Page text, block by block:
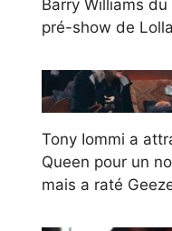
Barry Williams
pré-show de
Tony Iommi a
Queen pour un
mais a raté